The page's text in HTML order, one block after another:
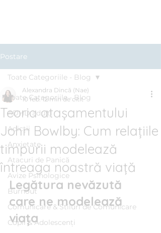
Postare
Toate Categoriile - Blog
ADHD adulți
Adicții
Anxietate
Atacuri de Panică
Avize Psihologice
Burnout
Comunicare & Stiluri de Comunicare
Copii & Adolescenți
Toate Categoriile - Blog
Teoria atașamentului
John Bowlby: Cum relațiile
timpurii modelează
întreaga noastră viață
Alexandra Dincă (Nae)
10 feb. 12 min de citit
Legătura nevăzută
care ne modelează
viața